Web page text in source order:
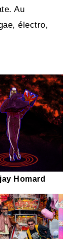
Au
électro,
Homard